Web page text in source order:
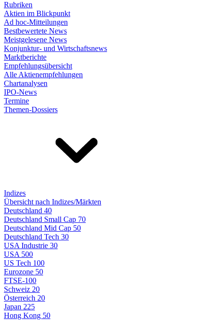
Rubriken
Aktien im Blickpunkt
Ad hoc-Mitteilungen
Bestbewertete News
Meistgelesene News
Konjunktur- und Wirtschaftsnews
Marktberichte
Empfehlungsübersicht
Alle Aktienempfehlungen
Chartanalysen
IPO-News
Termine
Themen-Dossiers
Indizes
Übersicht nach Indizes/Märkten
Deutschland 40
Deutschland Small Cap 70
Deutschland Mid Cap 50
Deutschland Tech 30
USA Industrie 30
USA 500
US Tech 100
Eurozone 50
FTSE-100
Schweiz 20
Österreich 20
Japan 225
Hong Kong 50